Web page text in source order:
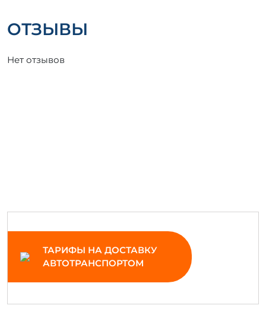
ОТЗЫВЫ
Нет отзывов
ТАРИФЫ НА ДОСТАВКУ
АВТОТРАНСПОРТОМ